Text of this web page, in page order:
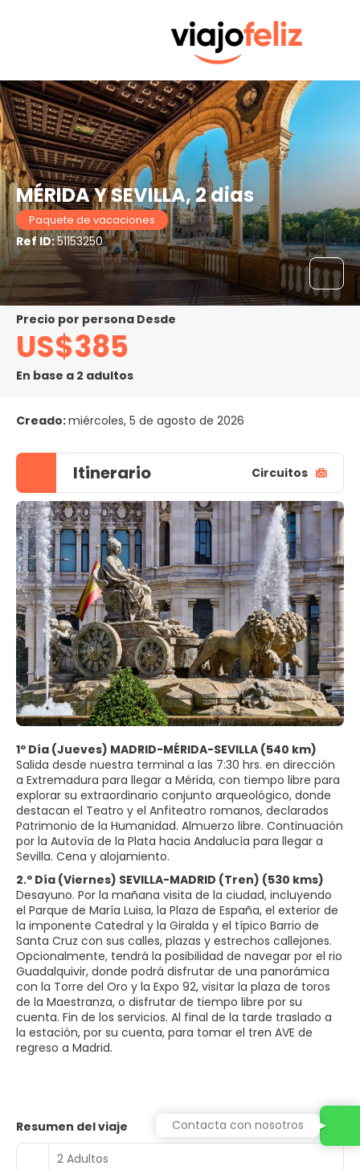
MÉRIDA Y SEVILLA, 2 dias
Paquete de vacaciones
Ref ID:51153250
precio por persona Desde
US$385
En base a 2 adultos
Creado:miércoles, 5 de agosto de 2026
Itinerario Circuitos
1º Día (Jueves) MADRID-MÉRIDA-SEVILLA (540 km)
Salida desde nuestra terminal a las 7:30 hrs. en dirección
a Extremadura para llegar a Mérida, con tiempo libre para
explorar su extraordinario conjunto arqueológico, donde
destacan el Teatro y el Anfiteatro romanos, declarados
Patrimonio de la Humanidad. Almuerzo libre. Continuación
por la Autovía de la Plata hacia Andalucía para llegar a
Sevilla. Cena y alojamiento.
2.º Día (Viernes) SEVILLA-MADRID (Tren) (530 kms)
Desayuno. Por la mañana visita de la ciudad, incluyendo
el Parque de María Luisa, la Plaza de España, el exterior de
la imponente Catedral y la Giralda y el típico Barrio de
Santa Cruz con sus calles, plazas y estrechos callejones.
Opcionalmente, tendrá la posibilidad de navegar por el rio
Guadalquivir, donde podrá disfrutar de una panorámica
con la Torre del Oro y la Expo 92, visitar la plaza de toros
de la Maestranza, o disfrutar de tiempo libre por su
cuenta. Fin de los servicios. Al final de la tarde traslado a
la estación, por su cuenta, para tomar el tren AVE de
regreso a Madrid.
Resumen del viaje
2 Adultos
Contacta con nosotros